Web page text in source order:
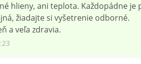
hlieny, ani teplota. Každopádne
žiadajte si vyšetrenie odborné.
a veľa zdravia.